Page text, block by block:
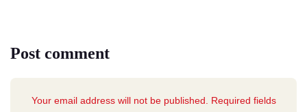
Post comment
Your email address will not be published. Required fields